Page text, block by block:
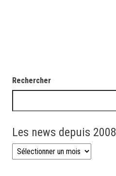
Rechercher
Les news depuis 2008
Les news depuis 2008